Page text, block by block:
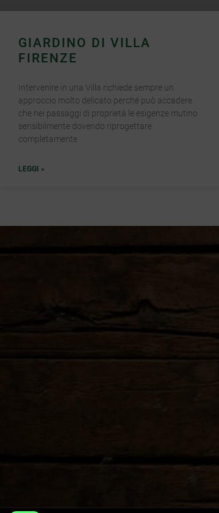
GIARDINO DI VILLA
FIRENZE
Intervenire in una Villa richiede sempre un
approccio molto delicato perché può accadere
che nei passaggi di proprietà le esigenze mutino
sensibilmente dovendo riprogettare
completamente
LEGGI »
info@paesaggista.it
Cookie Policy
Privacy Policy